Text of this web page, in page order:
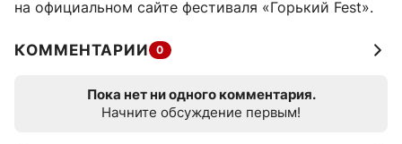
на официальном сайте фестиваля «Горький Fest».
КОММЕНТАРИИ 0
Пока нет ни одного комментария.
Начните обсуждение первым!